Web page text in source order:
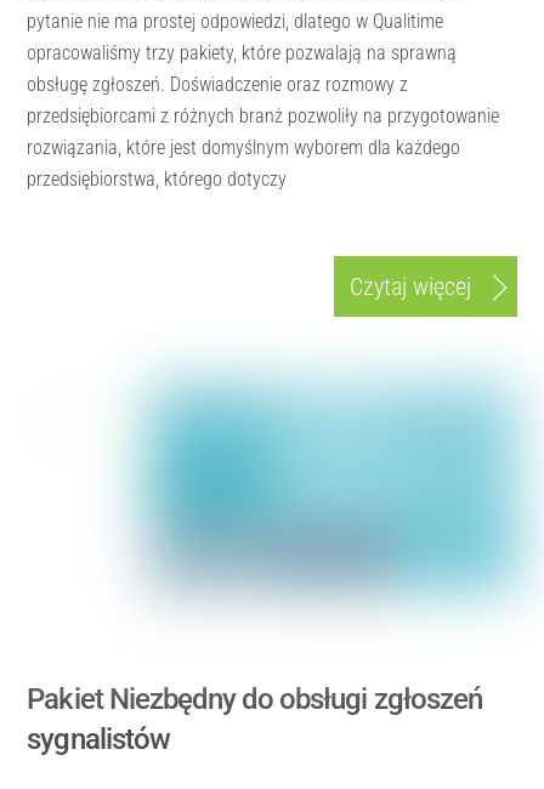
pytanie nie ma prostej odpowiedzi, dlatego w Qualitime
opracowaliśmy trzy pakiety, które pozwalają na sprawną
obsługę zgłoszeń. Doświadczenie oraz rozmowy z
przedsiębiorcami z różnych branż pozwoliły na przygotowanie
rozwiązania, które jest domyślnym wyborem dla każdego
przedsiębiorstwa, którego dotyczy
Czytaj więcej
Pakiet Niezbędny do obsługi zgłoszeń
sygnalistów